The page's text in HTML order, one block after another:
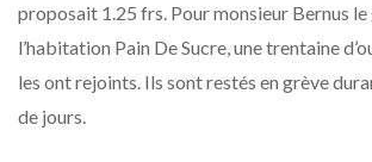
proposait 1.25 frs. Pour monsieur Bernus
l’habitation Pain De Sucre, une trentaine
les ont rejoints. Ils sont restés en grève
de jours.